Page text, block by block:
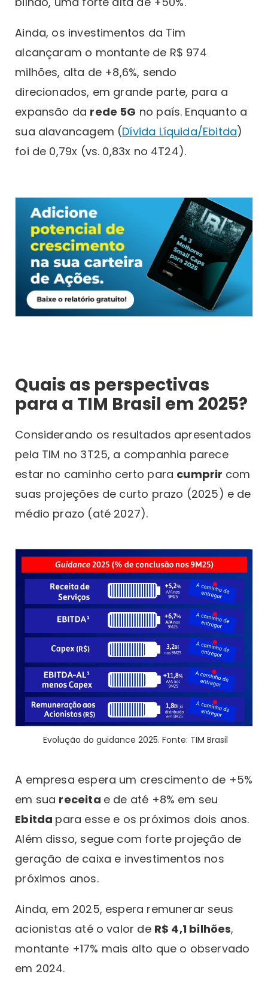
Ainda, os investimentos da Tim
alcançaram o montante de R$ 974
milhões, alta de +8,6%, sendo
direcionados, em grande parte, para a
expansão da rede 5G no país. Enquanto a
sua alavancagem (Dívida Líquida/Ebitda)
foi de 0,79x (vs. 0,83x no 4T24).
Quais as perspectivas
para a TIM Brasil em 2025?
Considerando os resultados apresentados
pela TIM no 3T25, a companhia parece
estar no caminho certo para cumprir com
suas projeções de curto prazo (2025) e de
médio prazo (até 2027).
Evolução do guidance 2025. Fonte: TIM Brasil
A empresa espera um crescimento de +5%
em sua receita e de até +8% em seu
Ebitda para esse e os próximos dois anos.
Além disso, segue com forte projeção de
geração de caixa e investimentos nos
próximos anos.
Ainda, em 2025, espera remunerar seus
acionistas até o valor de R$ 4,1 bilhões,
montante +17% mais alto que o observado
em 2024.